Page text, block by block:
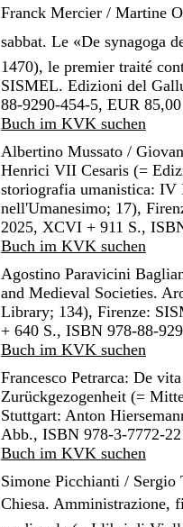
Franck Mercier / Martine
sabbat. Le «De synagoga
1470), le premier traité
SISMEL. Edizioni del
88-9290-454-5, EUR 85,00
Buch im KVK suchen
Albertino Mussato /
Henrici VII Cesaris (=
storiografia umanistica:
nell'Umanesimo; 17),
2025, XCVI + 911 S.,
Buch im KVK suchen
Agostino Paravicini
and Medieval Societies.
Library; 134), Firenze:
+ 640 S., ISBN 978-88-
Buch im KVK suchen
Francesco Petrarca: De
Zurückgezogenheit (=
Stuttgart: Anton
Abb., ISBN 978-3-7772-
Buch im KVK suchen
Simone Picchianti /
Chiesa. Amministrazione,